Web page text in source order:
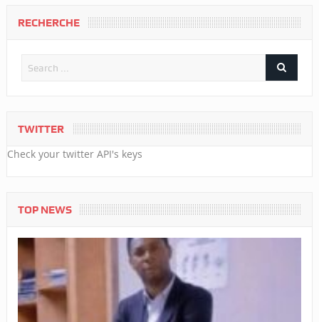
RECHERCHE
TWITTER
Check your twitter API's keys
TOP NEWS